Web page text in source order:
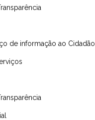
de informação ao Cidadão